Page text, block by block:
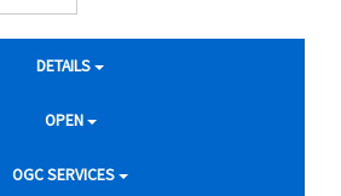
DETAILS
OPEN
OGC SERVICES